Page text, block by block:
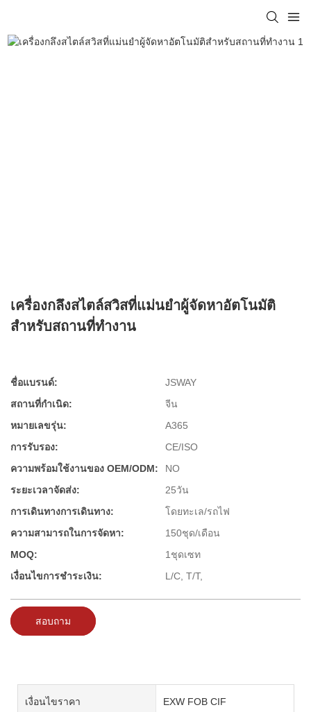
เครื่องกลึงสไตล์สวิสที่แม่นยำผู้จัดหาอัตโนมัติ
สำหรับสถานที่ทำงาน
ชื่อแบรนด์:
JSWAY
สถานที่กำเนิด:
จีน
หมายเลขรุ่น:
A365
การรับรอง:
CE/ISO
ความพร้อมใช้งานของ OEM/ODM:
NO
ระยะเวลาจัดส่ง:
25วัน
การเดินทางการเดินทาง:
โดยทะเล/รถไฟ
ความสามารถในการจัดหา:
150ชุด/เดือน
MOQ:
1ชุดเซท
เงื่อนไขการชำระเงิน:
L/C, T/T,
สอบถาม
เงื่อนไขราคา EXW FOB CIF